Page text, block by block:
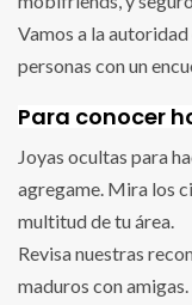
Vamos a la
personas con un
Para conocer
Joyas ocultas para
agregame. Mira los
multitud de tu área.
Revisa nuestras
maduros con